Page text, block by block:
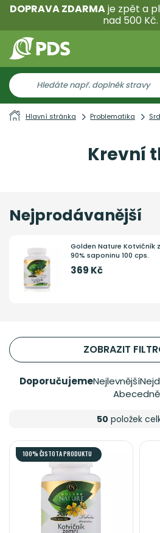
DOPRAVA ZDARMAje zpět a
nad 500 Kč.
Hlavní stránka Problematika
Krevní
Nejprodávanější
Golden Nature Kotvičník
90% saponinu 100 cps.
369 Kč
ZOBRAZIT
DoporučujemeNejlevnější
Abecedně
50 položek
100% ČISTOTA PRODUKTU